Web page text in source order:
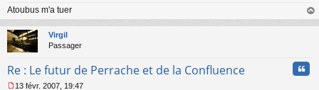
Atoubus m'a tuer
au
Virgil
Passager
Re : Le futur de Perrache et de la Confluence
13 févr. 2007, 19:47